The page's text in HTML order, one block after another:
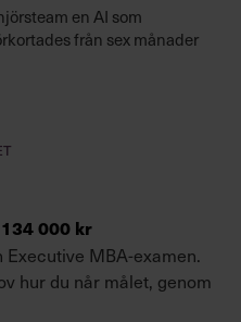
en AI som
från sex månader
134 000 kr
MBA-examen.
hur du når målet, genom